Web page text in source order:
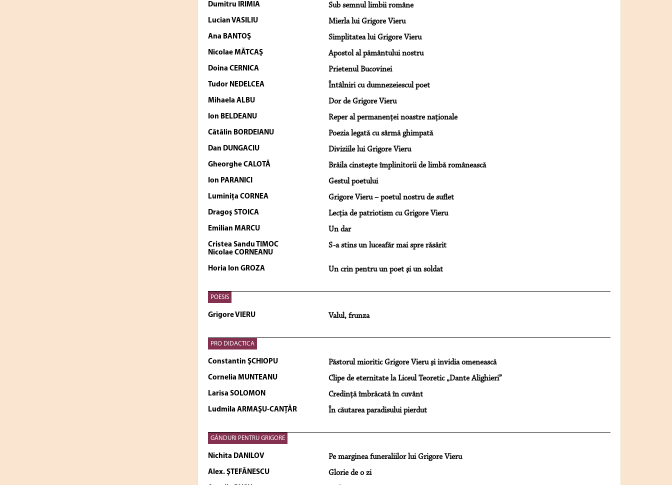
Dumitru IRIMIA Sub semnul limbii române
Lucian VASILIU Mierla lui Grigore Vieru
Ana BANTOŞ Simplitatea lui Grigore Vieru
Nicolae MĂTCAŞ Apostol al pământului nostru
Doina CERNICA Prietenul Bucovinei
Tudor NEDELCEA Întâlniri cu dumnezeiescul poet
Mihaela ALBU Dor de Grigore Vieru
Ion BELDEANU Reper al permanenţei noastre naţionale
Cătălin BORDEIANU Poezia legată cu sârmă ghimpată
Dan DUNGACIU Diviziile lui Grigore Vieru
Gheorghe CALOTĂ Brăila cinsteşte împlinitorii de limbă românească
Ion PARANICI Gestul poetului
Luminiţa CORNEA Grigore Vieru – poetul nostru de suflet
Dragoş STOICA Lecţia de patriotism cu Grigore Vieru
Emilian MARCU Un dar
Cristea Sandu TIMOC
Nicolae CORNEANU
S-a stins un luceafăr mai spre răsărit
Horia Ion GROZA Un crin pentru un poet şi un soldat
POESIS
Grigore VIERU Valul, frunza
PRO DIDACTICA
Constantin ŞCHIOPU Păstorul mioritic Grigore Vieru şi invidia omenească
Cornelia MUNTEANU Clipe de eternitate la Liceul Teoretic „Dante Alighieri”
Larisa SOLOMON Credinţă îmbrăcată în cuvânt
Ludmila ARMAŞU-CANŢÂR În căutarea paradisului pierdut
GÂNDURI PENTRU GRIGORE
Nichita DANILOV Pe marginea funeraliilor lui Grigore Vieru
Alex. ŞTEFĂNESCU Glorie de o zi